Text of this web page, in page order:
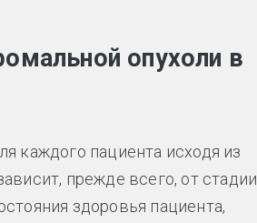
опухоли в
каждого пациента исходя из
прежде всего, от стадии
здоровья пациента,